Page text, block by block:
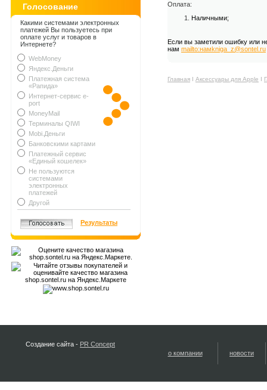
Голосование
Какими системами электронных
платежей Вы пользуетесь при
оплате услуг и товаров в
Интернете?
WebMoney
Яндекс.Деньги
Платежная система
«Рапида»
Интернет-сервис e-
port
MoneyMail
Терминалы QIWI
Mobi.Деньги
Банковскими картами
Платежный сервис
«Единый кошелек»
Не пользуются
системами
электронных
платежей
Другой
Результаты
Оплата:
Наличными;
Если вы заметили ошибку или
нам mailto:намkniga_z@sontel.ru
Главная Ι Аксессуары для Apple Ι
Создание сайта - PR Concept
о компании
новости